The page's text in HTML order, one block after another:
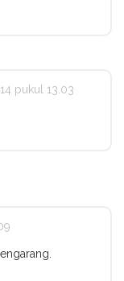
pukul 13.03